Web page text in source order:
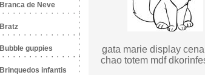
Branca de Neve
Bratz
Bubble guppies
Brinquedos infantis
gata marie display
chao totem mdf